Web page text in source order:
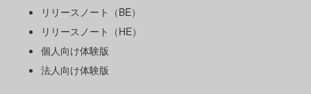
リリースノート（BE）
リリースノート（HE）
個人向け体験版
法人向け体験版